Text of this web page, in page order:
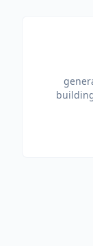
building